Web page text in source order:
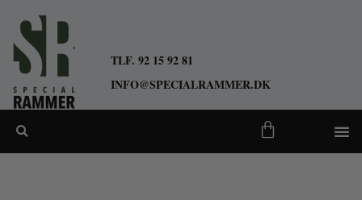
TLF. 92 15 92 81
INFO@SPECIALRAMMER.DK